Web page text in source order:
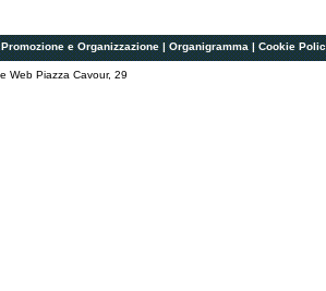
Promozione e Organizzazione|Organigramma|Cookie
Web Piazza Cavour, 29